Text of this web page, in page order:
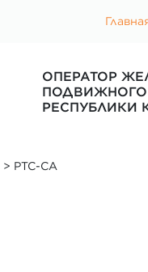
ОПЕРАТОР
ПОДВИЖНОГО
РЕСПУБЛИКИ
> PTC-CA